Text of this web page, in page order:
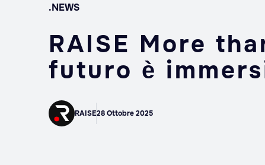
.NEWS
RAISE More
futuro è
RAISE28 Ottobre 2025